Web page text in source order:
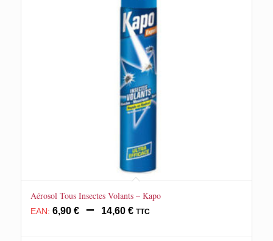
Aérosol Tous Insectes Volants – Kapo
EAN: 6,90 € – 14,60 €Plage
TTC